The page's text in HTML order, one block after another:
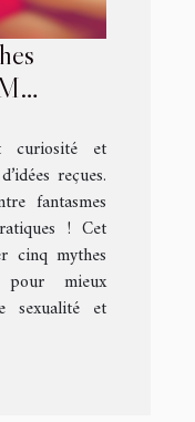
curiosité et
reçues.
fantasmes
! Cet
cinq mythes
mieux
sexualité et